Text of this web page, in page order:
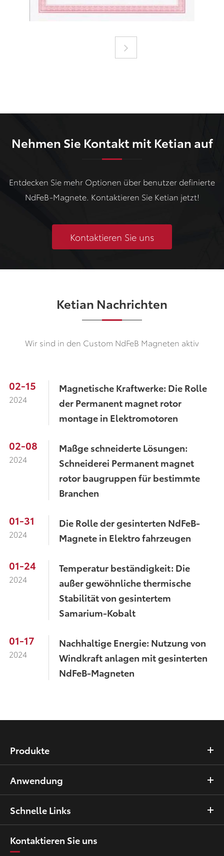
Nehmen Sie Kontakt mit Ketian auf
Entdecken Sie mehr Optionen über benutzer definierte
NdFeB-Magnete. Kontaktieren Sie Ketian jetzt!
Kontaktieren Sie uns
Ketian Nachrichten
Wir sind in den Custom NdFeB Magneten aktiv
02-15
2024
Magnetische Kraftwerke: Die Rolle
der Permanent magnet rotor
montage in Elektromotoren
02-08
2024
Maßge schneiderte Lösungen:
Schneiderei Permanent magnet
rotor baugruppen für bestimmte
Branchen
01-31
2024
Die Rolle der gesinterten NdFeB-
Magnete in Elektro fahrzeugen
01-24
2024
Temperatur beständigkeit: Die
außer gewöhnliche thermische
Stabilität von gesintertem
Samarium-Kobalt
01-17
2024
Nachhaltige Energie: Nutzung von
Windkraft anlagen mit gesinterten
NdFeB-Magneten
Produkte
Anwendung
Schnelle Links
Kontaktieren Sie uns